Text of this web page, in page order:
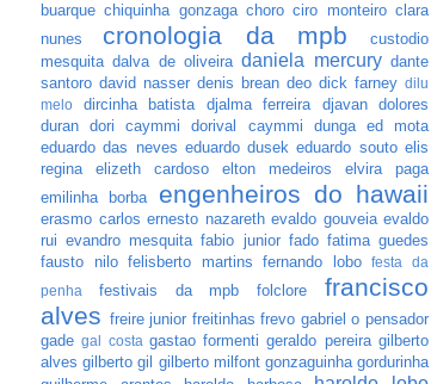
buarque chiquinha gonzaga choro ciro monteiro clara
nunes
cronologia da mpb
custodio
mesquita dalva de oliveira daniela mercury dante
santoro david nasser denis brean deo dick farney dilu
melo
dircinha batista djalma ferreira djavan
dolores
duran
dori caymmi dorival caymmi dunga
ed mota
eduardo das neves eduardo dusek eduardo souto elis
regina
elizeth cardoso elton medeiros
elvira paga
emilinha borba
engenheiros do hawaii
erasmo carlos ernesto nazareth evaldo gouveia evaldo
rui evandro mesquita fabio junior fado fatima guedes
fausto nilo felisberto martins fernando lobo
festa da
penha
festivais da mpb folclore
francisco
alves freire junior freitinhas frevo gabriel o pensador
gade gal costa gastao formenti geraldo pereira gilberto
alves gilberto gil gilberto milfont gonzaguinha gordurinha